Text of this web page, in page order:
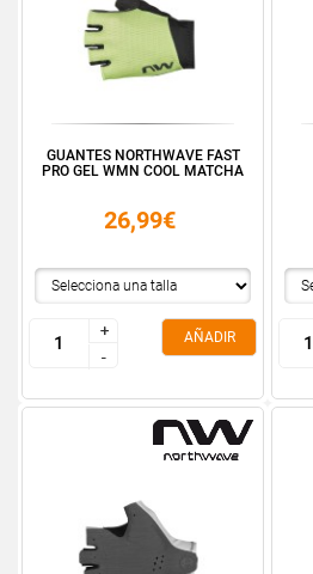
GUANTES NORTHWAVE FAST
PRO GEL WMN COOL MATCHA
26,99€
+
-
+
-
AÑADIR